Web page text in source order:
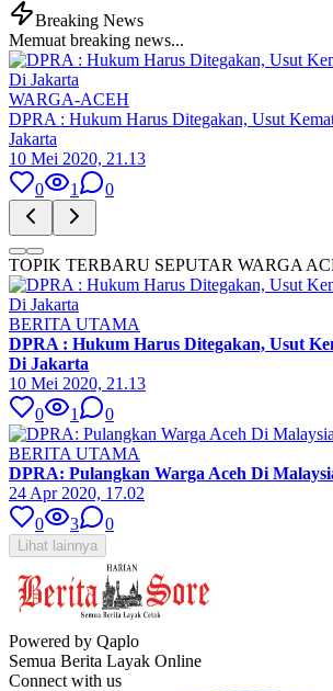
Breaking News
Memuat breaking news...
WARGA-ACEH
DPRA : Hukum Harus Ditegakan, Usut
Jakarta
10 Mei 2020, 21.13
0
1 0
TOPIK TERBARU SEPUTAR WARGA
BERITA UTAMA
DPRA : Hukum Harus Ditegakan, Usut
Di Jakarta
10 Mei 2020, 21.13
0
1 0
BERITA UTAMA
DPRA: Pulangkan Warga Aceh Di
24 Apr 2020, 17.02
0
3 0
Lihat lainnya
Powered by Qaplo
Semua Berita Layak Online
Connect with us